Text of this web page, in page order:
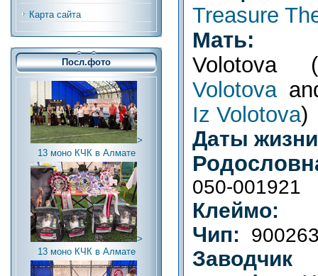
Карта сайта
Посл.фото
>
13 моно КЧК в Алмате
>
13 моно КЧК в Алмате
Treasure
Volotova (
Volotova
Iz Volotova)
Даты
050-001921
Клеймо:
Чип: